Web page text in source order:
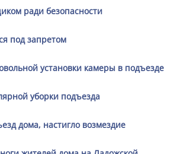
ради безопасности
под запретом
установки камеры в подъезде
уборки подъезда
дома, настигло возмездие